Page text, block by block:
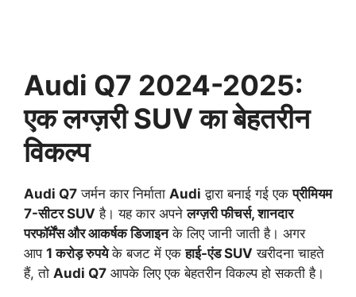
Audi Q7 2024-2025:
एक लग्ज़री SUV का बेहतरीन
विकल्प
Audi Q7 जर्मन कार निर्माता Audi द्वारा बनाई गई एकप्रीमियम
7-सीटर SUV है। यह कार अपनेलग्ज़री फीचर्स, शानदार
परफॉर्मेंस और आकर्षक डिजाइनके लिए जानी जाती है। अगर
आप 1 करोड़ रुपयेके बजट में एकहाई-एंड SUV खरीदना चाहते
हैं, तो Audi Q7 आपके लिए एक बेहतरीन विकल्प हो सकती है।